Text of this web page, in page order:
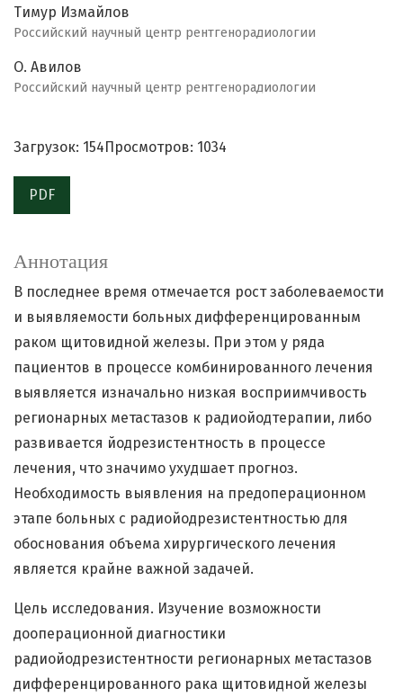
Тимур Измайлов
Российский научный центр рентгенорадиологии
О. Авилов
Российский научный центр рентгенорадиологии
Загрузок: 154 Просмотров: 1034
PDF
Аннотация
В последнее время отмечается рост заболеваемости
и выявляемости больных дифференцированным
раком щитовидной железы. При этом у ряда
пациентов в процессе комбинированного лечения
выявляется изначально низкая восприимчивость
регионарных метастазов к радиойодтерапии, либо
развивается йодрезистентность в процессе
лечения, что значимо ухудшает прогноз.
Необходимость выявления на предоперационном
этапе больных с радиойодрезистентностью для
обоснования объема хирургического лечения
является крайне важной задачей.
Цель исследования. Изучение возможности
дооперационной диагностики
радиойодрезистентности регионарных метастазов
дифференцированного рака щитовидной железы